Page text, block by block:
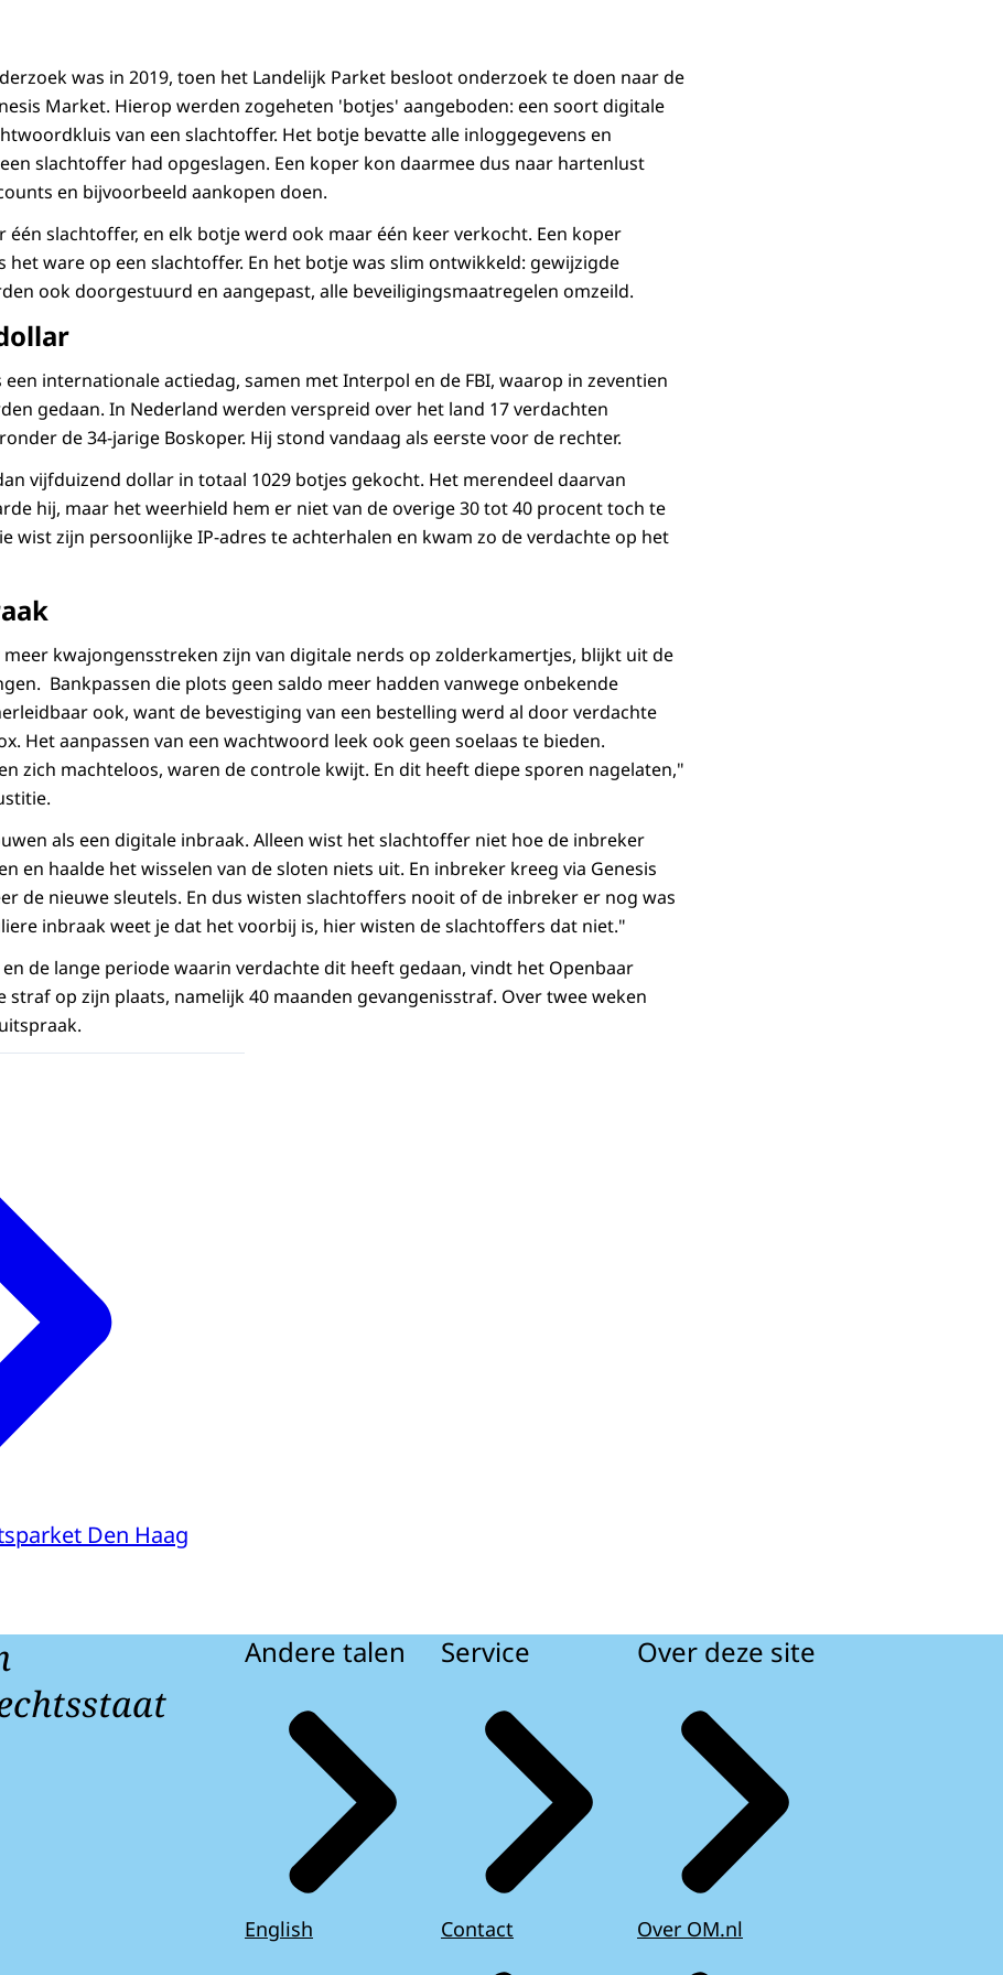
was in 2019, toen het Landelijk Parket besloot onderzoek te doen naar de
Market. Hierop werden zogeheten 'botjes' aangeboden: een soort digitale
van een slachtoffer. Het botje bevatte alle inloggegevens en
slachtoffer had opgeslagen. Een koper kon daarmee dus naar hartenlust
en bijvoorbeeld aankopen doen.
één slachtoffer, en elk botje werd ook maar één keer verkocht. Een koper
het ware op een slachtoffer. En het botje was slim ontwikkeld: gewijzigde
ook doorgestuurd en aangepast, alle beveiligingsmaatregelen omzeild.
een internationale actiedag, samen met Interpol en de FBI, waarop in zeventien
gedaan. In Nederland werden verspreid over het land 17 verdachten
de 34-jarige Boskoper. Hij stond vandaag als eerste voor de rechter.
vijfduizend dollar in totaal 1029 botjes gekocht. Het merendeel daarvan
hij, maar het weerhield hem er niet van de overige 30 tot 40 procent toch te
wist zijn persoonlijke IP-adres te achterhalen en kwam zo de verdachte op het
kwajongensstreken zijn van digitale nerds op zolderkamertjes, blijkt uit de
Bankpassen die plots geen saldo meer hadden vanwege onbekende
ook, want de bevestiging van een bestelling werd al door verdachte
Het aanpassen van een wachtwoord leek ook geen soelaas te bieden.
zich machteloos, waren de controle kwijt. En dit heeft diepe sporen nagelaten,"
als een digitale inbraak. Alleen wist het slachtoffer niet hoe de inbreker
en haalde het wisselen van de sloten niets uit. En inbreker kreeg via Genesis
de nieuwe sleutels. En dus wisten slachtoffers nooit of de inbreker er nog was
inbraak weet je dat het voorbij is, hier wisten de slachtoffers dat niet."
de lange periode waarin verdachte dit heeft gedaan, vindt het Openbaar
straf op zijn plaats, namelijk 40 maanden gevangenisstraf. Over twee weken
Den Haag
Andere talen
English
Service
Contact
Over deze site
Over OM.nl